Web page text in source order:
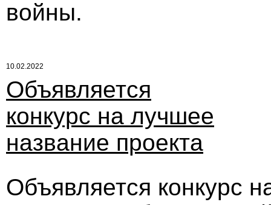
войны.
10.02.2022
Объявляется
конкурс на лучшее
название проекта
Объявляется конкурс